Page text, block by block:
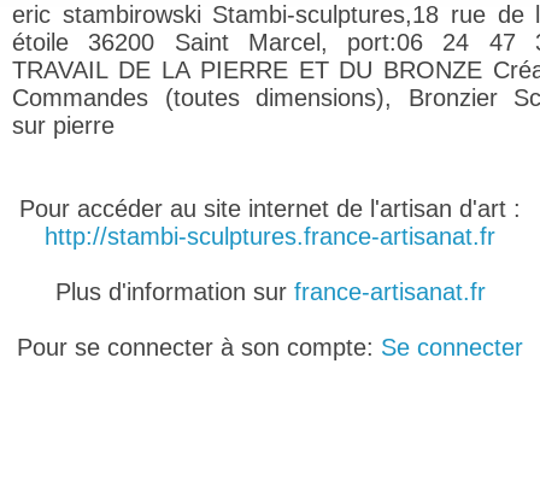
eric stambirowski Stambi-sculptures,18 rue de
étoile 36200 Saint Marcel, port:06 24 47
TRAVAIL DE LA PIERRE ET DU BRONZE
Commandes (toutes dimensions), Bronzier
sur pierre
Pour accéder au site internet de l'artisan d'art :
http://stambi-sculptures.france-artisanat.fr
Plus d'information sur france-artisanat.fr
Pour se connecter à son compte: Se connecter